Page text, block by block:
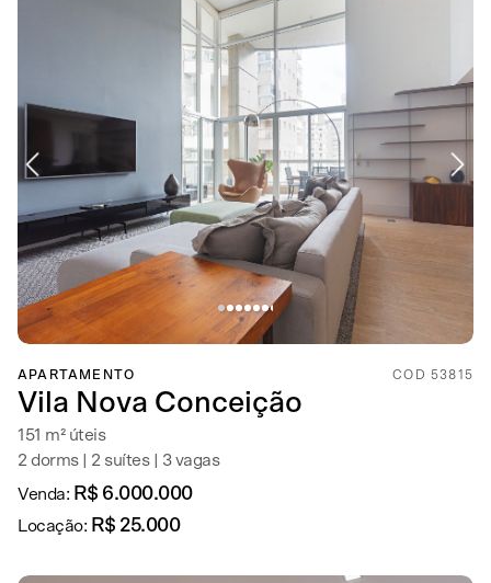
APARTAMENTO COD 53815
Vila Nova Conceição
151 m² úteis
2 dorms | 2 suítes | 3 vagas
Venda: R$ 6.000.000
Locação: R$ 25.000